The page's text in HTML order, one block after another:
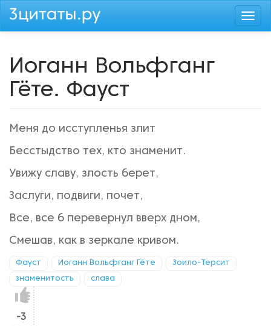
Перейти
Иоганн Вольфганг
Гёте. Фауст
Меня до исступленья злит
Бесстыдство тех, кто знаменит.
Увижу славу, злость берет,
Заслуги, подвиги, почет,
Все, все б перевернул вверх дном,
Смешав, как в зеркале кривом.
Фауст Иоганн Вольфганг Гёте Зоило-Терсит
знаменитость слава
Нравится!
-3